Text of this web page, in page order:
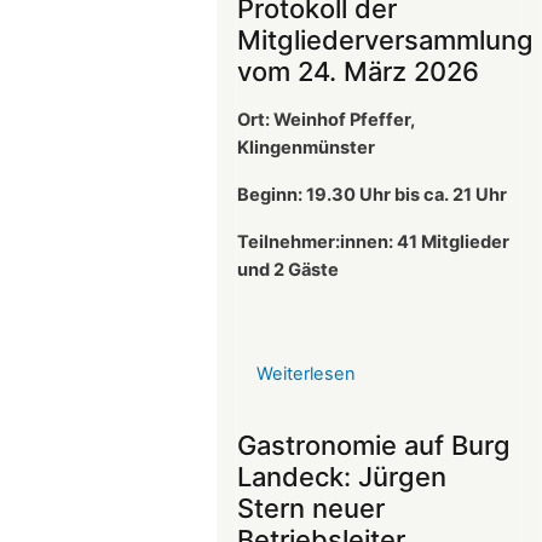
Protokoll der
Mitgliederversammlung
vom 24. März 2026
Ort: Weinhof Pfeffer,
Klingenmünster
Beginn: 19.30 Uhr bis ca. 21 Uhr
Teilnehmer:innen: 41 Mitglieder
und 2 Gäste
Weiterlesen
der
vom
24.
Gastronomie auf Burg
Landeck: Jürgen
Stern neuer